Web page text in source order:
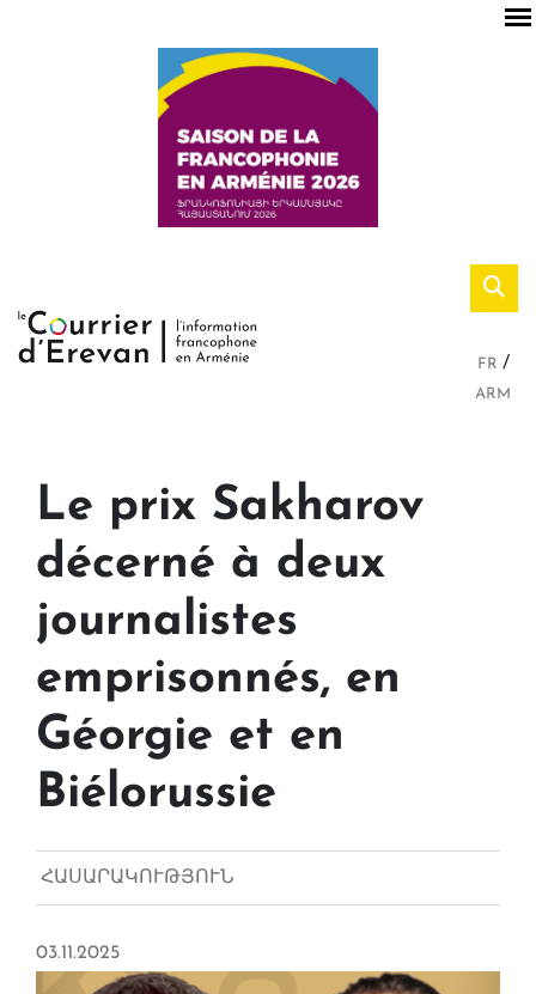
FR
ARM
Le prix Sakharov
décerné à deux
journalistes
emprisonnés, en
Géorgie et en
Biélorussie
ՀԱՍԱՐԱԿՈՒԹՅՈՒՆ
03.11.2025